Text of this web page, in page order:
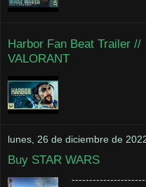
Harbor Fan Beat Trailer //
VALORANT
lunes, 26 de diciembre de
Buy STAR WARS